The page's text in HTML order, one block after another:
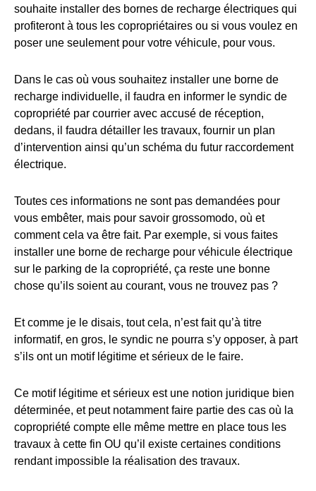
souhaite installer des bornes de recharge électriques qui
profiteront à tous les copropriétaires ou si vous voulez en
poser une seulement pour votre véhicule, pour vous.
Dans le cas où vous souhaitez installer une borne de
recharge individuelle, il faudra en informer le syndic de
copropriété par courrier avec accusé de réception,
dedans, il faudra détailler les travaux, fournir un plan
d’intervention ainsi qu’un schéma du futur raccordement
électrique.
Toutes ces informations ne sont pas demandées pour
vous embêter, mais pour savoir grossomodo, où et
comment cela va être fait. Par exemple, si vous faites
installer une borne de recharge pour véhicule électrique
sur le parking de la copropriété, ça reste une bonne
chose qu’ils soient au courant, vous ne trouvez pas ?
Et comme je le disais, tout cela, n’est fait qu’à titre
informatif, en gros, le syndic ne pourra s’y opposer, à part
s’ils ont un motif légitime et sérieux de le faire.
Ce motif légitime et sérieux est une notion juridique bien
déterminée, et peut notamment faire partie des cas où la
copropriété compte elle même mettre en place tous les
travaux à cette fin OU qu’il existe certaines conditions
rendant impossible la réalisation des travaux.